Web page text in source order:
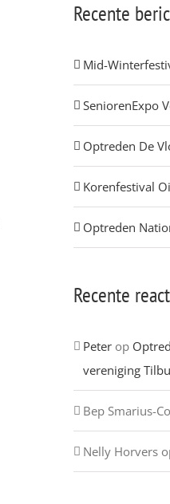
Recente
Mid-
SeniorenExpo
Optreden De
Korenfestival
Optreden
Recente
Peterop
vereniging
Bep Smarius-
Nelly Horvers